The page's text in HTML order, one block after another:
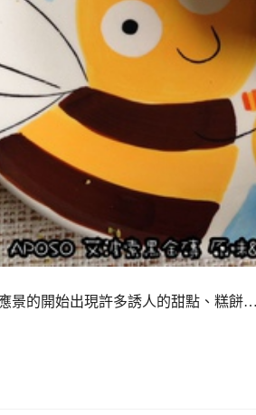
景的開始出現許多誘人的甜點、糕